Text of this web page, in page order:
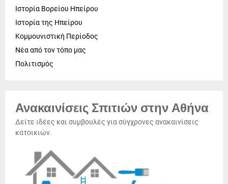
Ιστορία Βορείου Ηπείρου
Ιστορία της Ηπείρου
Κομμουνιστική Περίοδος
Νέα από τον τόπο μας
Πολιτισμός
Ανακαινίσεις Σπιτιών στην Αθήνα
Δείτε ιδέες και συμβουλές για σύγχρονες ανακαινίσεις
κατοικιών.